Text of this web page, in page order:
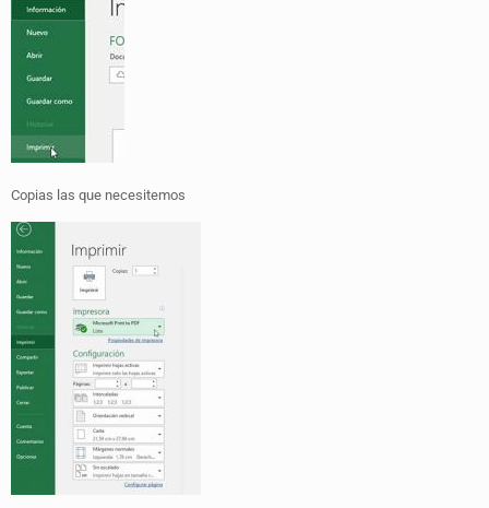
Copias las que necesitemos